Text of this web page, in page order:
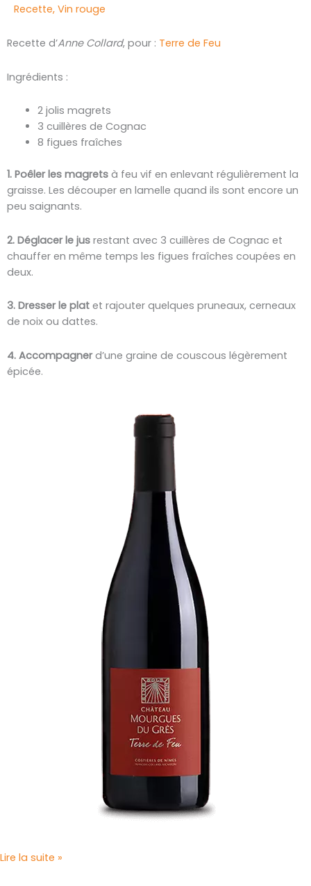
Recette, Vin rouge
Recette d’Anne Collard, pour : Terre de Feu
Ingrédients :
2 jolis magrets
3 cuillères de Cognac
8 figues fraîches
1. Poêler les magrets à feu vif en enlevant régulièrement la
graisse. Les découper en lamelle quand ils sont encore un
peu saignants.
2. Déglacer le jus restant avec 3 cuillères de Cognac et
chauffer en même temps les figues fraîches coupées en
deux.
3. Dresser le plat et rajouter quelques pruneaux, cerneaux
de noix ou dattes.
4. Accompagnerd’une graine de couscous légèrement
épicée.
Lire la suite »